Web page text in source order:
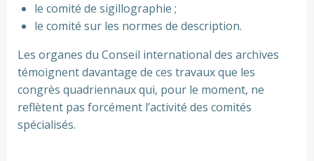
le comité de sigillographie ;
le comité sur les normes de description.
Les organes du Conseil international des archives
témoignent davantage de ces travaux que les
congrès quadriennaux qui, pour le moment, ne
reflètent pas forcément l’activité des comités
spécialisés.